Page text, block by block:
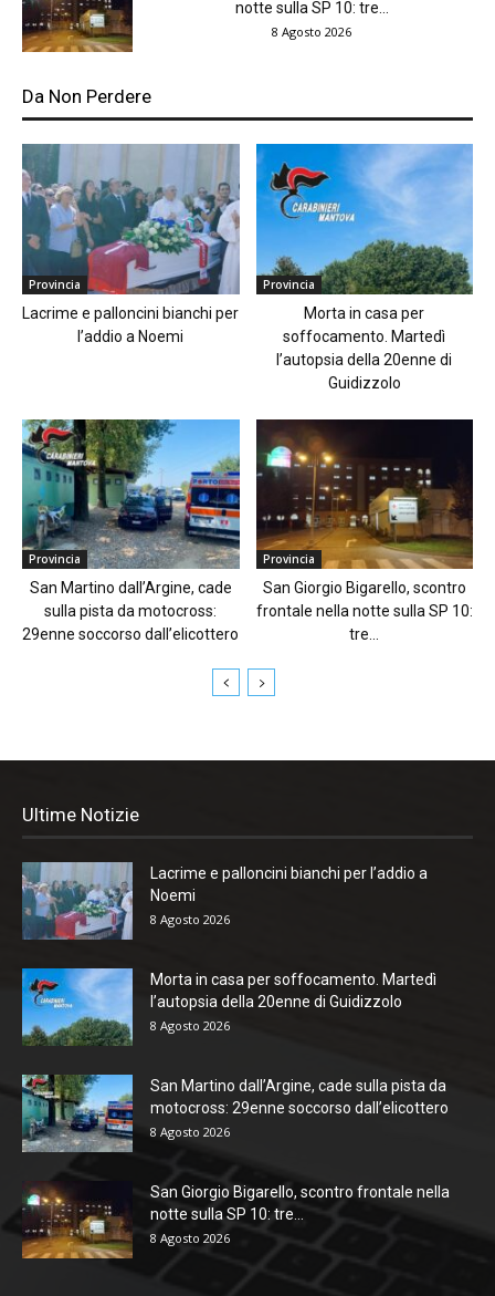
notte sulla SP 10: tre...
8 Agosto 2026
Da Non Perdere
Provincia
Lacrime e palloncini bianchi per
l’addio a Noemi
Provincia
Morta in casa per
soffocamento. Martedì
l’autopsia della 20enne di
Guidizzolo
Provincia
San Martino dall’Argine, cade
sulla pista da motocross:
29enne soccorso dall’elicottero
Provincia
San Giorgio Bigarello, scontro
frontale nella notte sulla SP 10:
tre...
Ultime Notizie
Lacrime e palloncini bianchi per l’addio a
Noemi
8 Agosto 2026
Morta in casa per soffocamento. Martedì
l’autopsia della 20enne di Guidizzolo
8 Agosto 2026
San Martino dall’Argine, cade sulla pista da
motocross: 29enne soccorso dall’elicottero
8 Agosto 2026
San Giorgio Bigarello, scontro frontale nella
notte sulla SP 10: tre...
8 Agosto 2026